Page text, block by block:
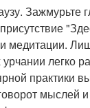
Зажмурьте
медитации.
легко
практики
мыслей